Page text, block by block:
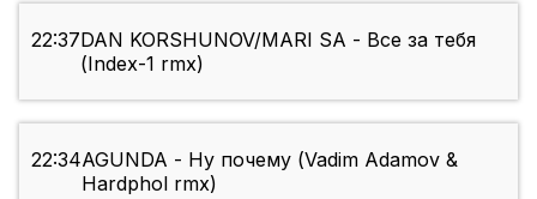
22:37DAN KORSHUNOV/MARI SA - Все за тебя
(Index-1 rmx)
22:34AGUNDA - Ну почему (Vadim Adamov &
Hardphol rmx)